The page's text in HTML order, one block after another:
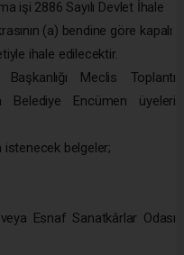
işi 2886 Sayılı Devlet İhale
(a) bendine göre kapalı
ihale edilecektir.
Meclis Toplantı
Encümen üyeleri
istenecek belgeler;
Esnaf Sanatkârlar Odası